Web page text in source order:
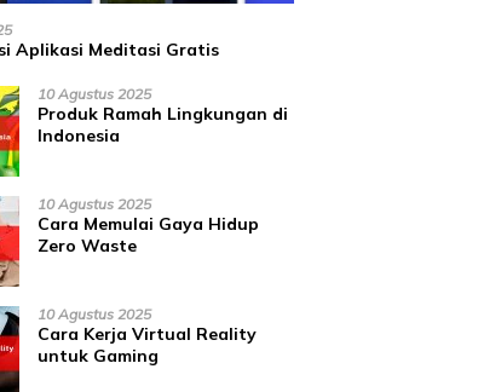
Aplikasi Meditasi Gratis
10 Agustus 2025
Produk Ramah Lingkungan di
Indonesia
10 Agustus 2025
Cara Memulai Gaya Hidup
Zero Waste
10 Agustus 2025
Cara Kerja Virtual Reality
untuk Gaming